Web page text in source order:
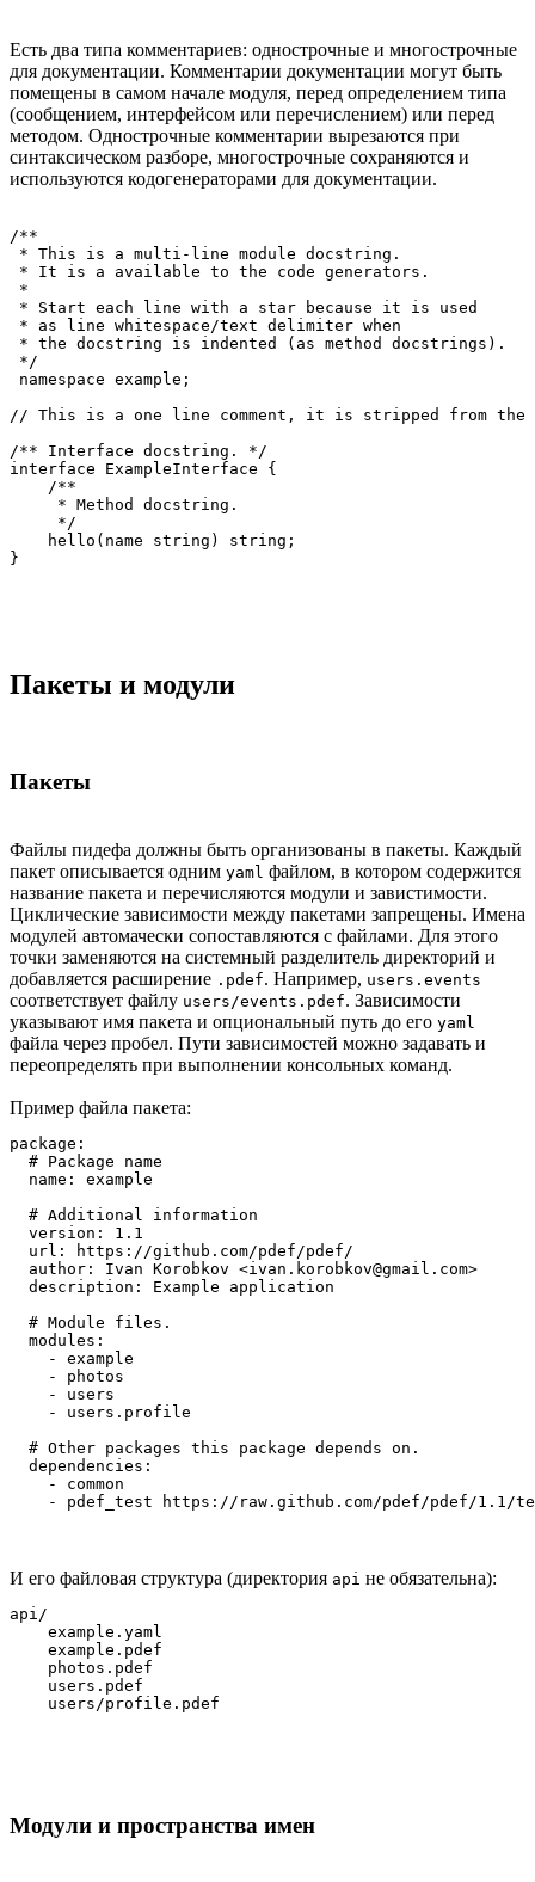
Есть два типа комментариев: однострочные и многострочные
для документации. Комментарии документации могут быть
помещены в самом начале модуля, перед определением типа
(сообщением, интерфейсом или перечислением) или перед
методом. Однострочные комментарии вырезаются при
синтаксическом разборе, многострочные сохраняются и
используются кодогенераторами для документации.
/**
* This is a multi-line module docstring.
* It is a available to the code generators.
*
* Start each line with a star because it is used
* as line whitespace/text delimiter when
* the docstring is indented (as method docstrings).
*/
namespace example;
// This is a one line comment, it is stripped from the
/** Interface docstring. */
interface ExampleInterface {
    /**
     * Method docstring.
     */
    hello(name string) string;
Пакеты и модули
Пакеты
Файлы пидефа должны быть организованы в пакеты. Каждый
пакет описывается одним yaml файлом, в котором содержится
название пакета и перечисляются модули и завистимости.
Циклические зависимости между пакетами запрещены. Имена
модулей автомачески сопоставляются с файлами. Для этого
точки заменяются на системный разделитель директорий и
добавляется расширение .pdef. Например, users.events
соответствует файлу users/events.pdef. Зависимости
указывают имя пакета и опциональный путь до его yaml
файла через пробел. Пути зависимостей можно задавать и
переопределять при выполнении консольных команд.
Пример файла пакета:
package:
  # Package name
  name: example
  # Additional information
  version: 1.1
  url: https://github.com/pdef/pdef/
  author: Ivan Korobkov <ivan.korobkov@gmail.com>
  description: Example application
  # Module files.
  modules:
    - example
    - photos
    - users
    - users.profile
  # Other packages this package depends on.
  dependencies:
    - common
И его файловая структура (директория api не обязательна):
api/
    example.yaml
    example.pdef
    photos.pdef
    users.pdef
Модули и пространства имен